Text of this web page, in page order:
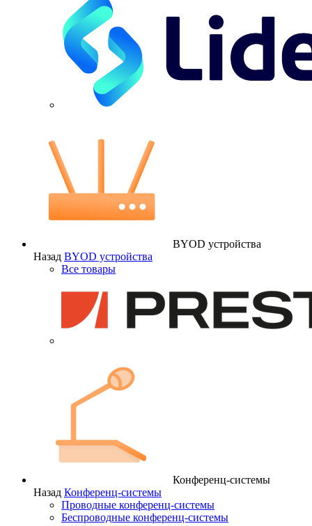
BYOD устройства
Назад BYOD устройства
Все товары
Конференц-системы
Назад Конференц-системы
Проводные конференц-системы
Беспроводные конференц-системы